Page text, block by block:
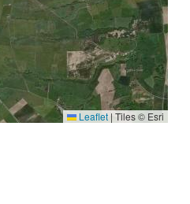
Leaflet | Tiles © Esri